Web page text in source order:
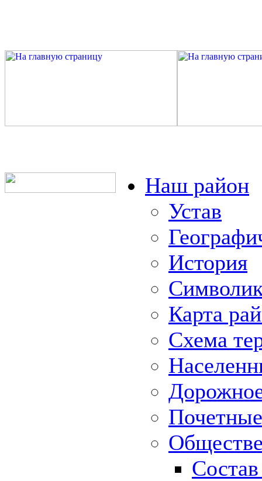
Наш район
Устав
История
Карта
Схема